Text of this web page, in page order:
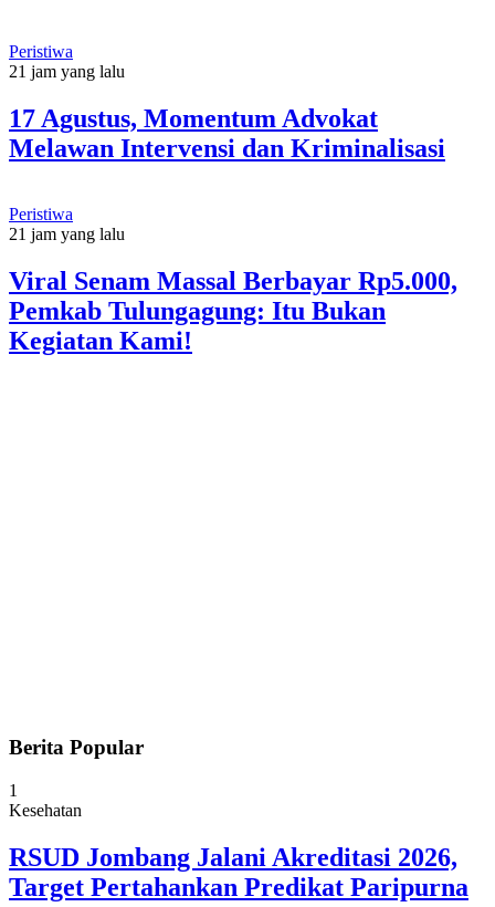
Peristiwa
21 jam yang lalu
17 Agustus, Momentum Advokat
Melawan Intervensi dan Kriminalisasi
Peristiwa
21 jam yang lalu
Viral Senam Massal Berbayar Rp5.000,
Pemkab Tulungagung: Itu Bukan
Kegiatan Kami!
Berita Popular
1
Kesehatan
RSUD Jombang Jalani Akreditasi 2026,
Target Pertahankan Predikat Paripurna